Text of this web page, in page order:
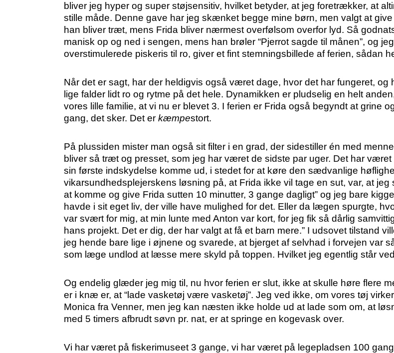
bliver jeg hyper og super støjsensitiv, hvilket betyder, at jeg foretrækker, at
stille måde. Denne gave har jeg skænket begge mine børn, men valgt at
han bliver træt, mens Frida bliver nærmest overfølsom overfor lyd. Så
manisk op og ned i sengen, mens han brøler “Pjerrot sagde til månen”, og
overstimulerede piskeris til ro, giver et fint stemningsbillede af ferien, sådan
Når det er sagt, har der heldigvis også været dage, hvor det har fungeret, og
lige falder lidt ro og rytme på det hele. Dynamikken er pludselig en helt
vores lille familie, at vi nu er blevet 3. I ferien er Frida også begyndt at grine
gang, det sker. Det er kæmpestort.
På plussiden mister man også sit filter i en grad, der sidestiller én med
bliver så træt og presset, som jeg har været de sidste par uger. Det har
sin første indskydelse komme ud, i stedet for at køre den sædvanlige
vikarsundhedsplejerskens løsning på, at Frida ikke vil tage en sut, var, at jeg
at komme og give Frida sutten 10 minutter, 3 gange dagligt” og jeg bare
havde i sit eget liv, der ville have mulighed for det. Eller da lægen spurgte,
var svært for mig, at min lunte med Anton var kort, for jeg fik så dårlig
hans projekt. Det er dig, der har valgt at få et barn mere.” I udsovet tilstand
jeg hende bare lige i øjnene og svarede, at bjerget af selvhad i forvejen var
som læge undlod at læsse mere skyld på toppen. Hvilket jeg egentlig står
Og endelig glæder jeg mig til, nu hvor ferien er slut, ikke at skulle høre flere
er i knæ er, at “lade vasketøj være vasketøj”. Jeg ved ikke, om vores tøj
Monica fra Venner, men jeg kan næsten ikke holde ud at lade som om, at
med 5 timers afbrudt søvn pr. nat, er at springe en kogevask over.
Vi har været på fiskerimuseet 3 gange, vi har været på legepladsen 100